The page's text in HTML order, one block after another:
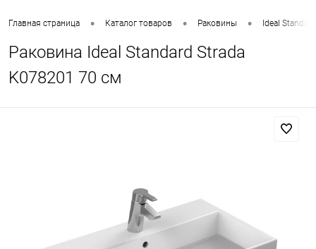
Главная страница • Каталог товаров • Раковины • Ideal Standard
Раковина Ideal Standard Strada
K078201 70 см